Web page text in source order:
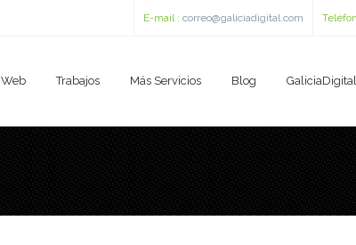
E-mail : correo@galiciadigital.com
Web Trabajos Más Servicios Blog GaliciaDigital